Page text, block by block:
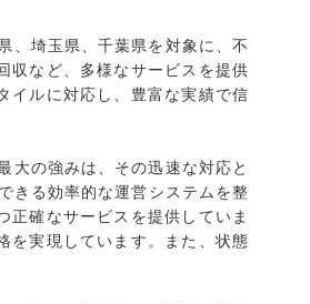
、埼玉県、千葉県を対象に、不
収など、多様なサービスを提供
イルに対応し、豊富な実績で信
大の強みは、その迅速な対応と
きる効率的な運営システムを整
正確なサービスを提供していま
を実現しています。また、状態